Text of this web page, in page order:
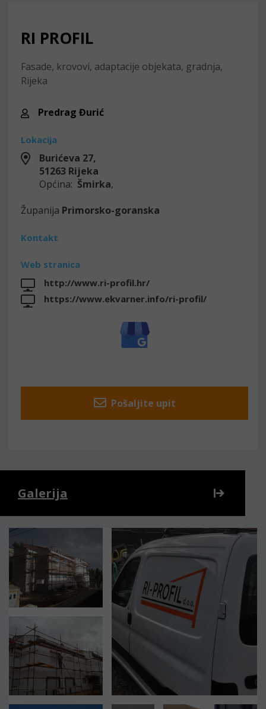
RI PROFIL
Fasade, krovovi, adaptacije objekata, gradnja,
Rijeka
Predrag Đurić
Lokacija
Burićeva 27,
51263 Rijeka
Općina: Šmirka,
Županija Primorsko-goranska
Kontakt
Web stranica
http://www.ri-profil.hr/
https://www.ekvarner.info/ri-profil/
Pošaljite upit
Galerija